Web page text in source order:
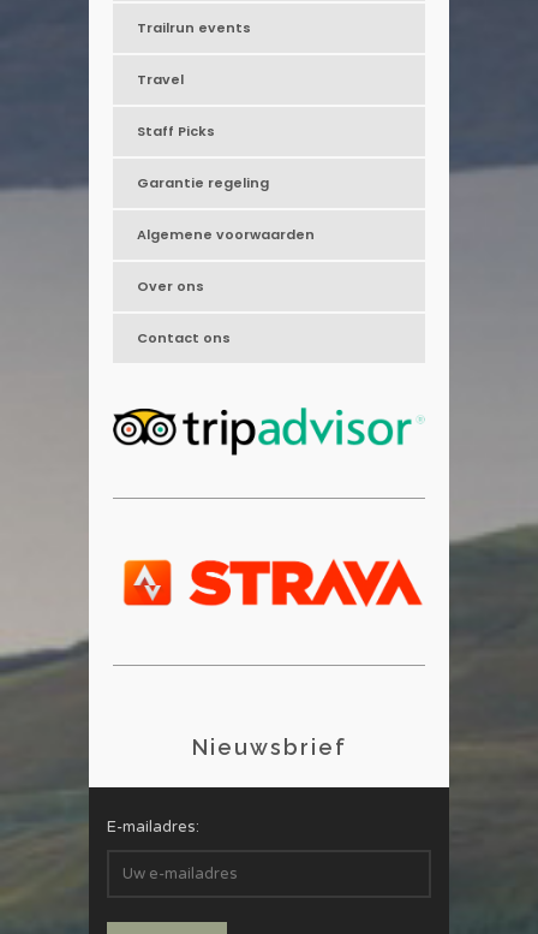
Trailrun events
Travel
Staff Picks
Garantie regeling
Algemene voorwaarden
Over ons
Contact ons
Nieuwsbrief
E-mailadres: